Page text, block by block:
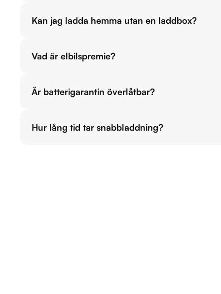
Kan jag ladda hemma utan en laddbox?
Vad är elbilspremie?
Är batterigarantin överlåtbar?
Hur lång tid tar snabbladdning?